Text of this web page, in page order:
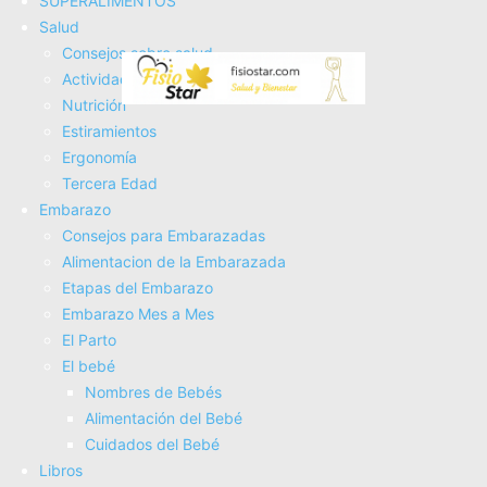
Salud
Consejos sobre salud
Actividad Fí­sica
Nutrición
Estiramientos
Ergonomí­a
Tercera Edad
Embarazo
Consejos para Embarazadas
Alimentacion de la Embarazada
Etapas del Embarazo
Embarazo Mes a Mes
El Parto
El bebé
Nombres de Bebés
Alimentación del Bebé
Cuidados del Bebé
Libros
Tienda Fisioterapia
Tienda Deporte
Tienda Salud
Tienda Bebes
Fisioterapia
Electroterapia
Tratamientos
Masajes
SUPERALIMENTOS
Salud
Consejos sobre salud
Actividad Fí­sica
Nutrición
Estiramientos
Ergonomí­a
Tercera Edad
Embarazo